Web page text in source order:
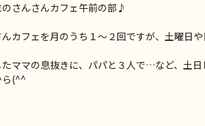
さんさんカフェ午前の部♪
んカフェを月のうち１～２回ですが、土曜日
ママの息抜きに、パパと３人で…など、土
ら(^^